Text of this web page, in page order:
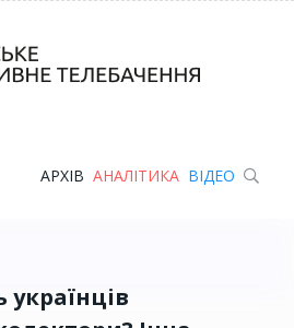
АРХІВ АНАЛІТИКА ВІДЕО
українців